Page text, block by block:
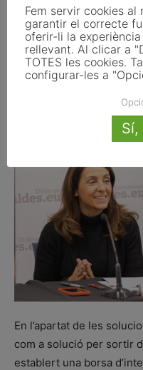
l’Administració local de
seu vicepresident,
destacat que la d’avui
es celebrava un diàleg
punts de vista no
En l’apartat de les
com a solució per sortir
establert una borsa
Fem servir cookies
garantir el correcte
oferir-li la
rellevant. Al clicar a
TOTES les cookies.
configurar-les a
Sí,